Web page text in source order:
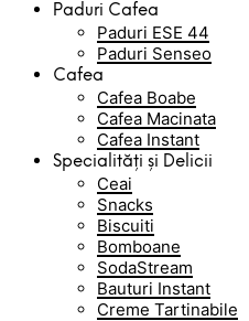
Paduri Cafea
Paduri ESE 44
Paduri Senseo
Cafea
Cafea Boabe
Cafea Macinata
Cafea Instant
Specialități și Delicii
Ceai
Snacks
Biscuiti
Bomboane
SodaStream
Bauturi Instant
Creme Tartinabile